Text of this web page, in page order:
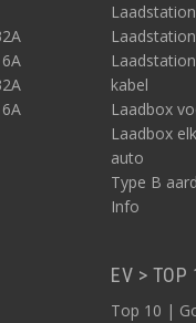
moet ik hebben voor
Electric
heeft een
autozijde en kan
is een laadkabel type 2,
u een 1 fasige
dat geval kunt u ook met
U kunt hiervoor een
model van Jeep dat
kabel
Laadbox
Laadbox
auto
Type B
Info
EV > TOP
Top 10 |